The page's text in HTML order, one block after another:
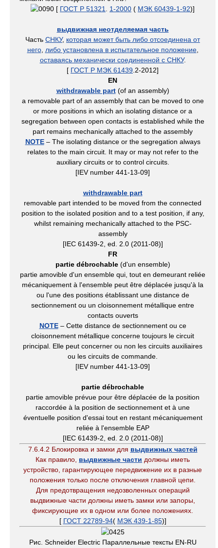
[ ГОСТ Р 51321 1-2000 ( МЭК 60439-1-92)]
выдвижная неотделяемая часть
Часть СНКУ, которая может быть либо отсоединена от
него, либо установлена в испытательное положение,
оставаясь механически соединенной с СНКУ.
[ ГОСТ Р МЭК 61439 .2-2012]
EN
withdrawable part(of an assembly)
a removable part of an assembly that can be moved to one
or more positions in which an isolating distance or a
segregation between open contacts is established while the
part remains mechanically attached to the assembly
NOTE– The isolating distance or the segregation always
relates to the main circuit. It may or may not refer to the
auxiliary circuits or to control circuits.
[IEV number 441-13-09]
withdrawable part
removable part intended to be moved from the connected
position to the isolated position and to a test position, if any,
whilst remaining mechanically attached to the PSC-
assembly
[IEC 61439-2, ed. 2.0 (2011-08)]
FR
partie débrochable(d'un ensemble)
partie amovible d'un ensemble qui, tout en demeurant reliée
mécaniquement à l'ensemble peut être déplacée jusqu'à la
ou l'une des positions établissant une distance de
sectionnement ou un cloisonnement métallique entre
contacts ouverts
NOTE– Cette distance de sectionnement ou ce
cloisonnement métallique concerne toujours le circuit
principal. Elle peut concerner ou non les circuits auxiliaires
ou les circuits de commande.
[IEV number 441-13-09]
partie débrochable
partie amovible prévue pour être déplacée de la position
raccordée à la position de sectionnement et à une
éventuelle position d'essai tout en restant mécaniquement
reliée à l'ensemble EAP
[IEC 61439-2, ed. 2.0 (2011-08)]
7.6.4.2 Блокировка и замки для выдвижных частей
Как правило, выдвижные части должны иметь
устройство, гарантирующее передвижение их в разные
положения только после отключения главной цепи.
Для предотвращения недозволенных операций
выдвижные части должны иметь замки или запоры,
фиксирующие их в одном или более положениях.
[ ГОСТ 22789-94( МЭК 439-1-85)]
Рис. Schneider Electric Параллельные тексты EN-RU